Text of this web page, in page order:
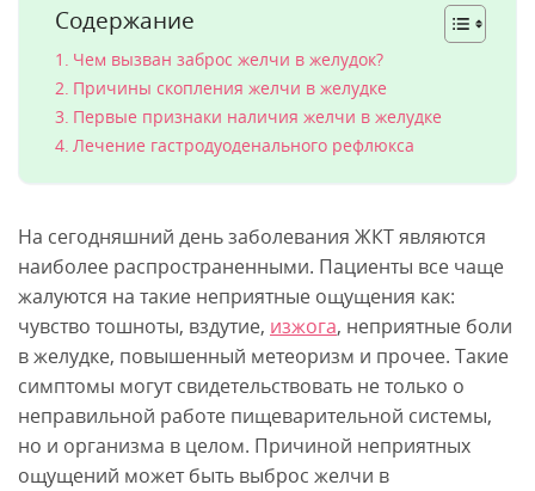
Содержание
Чем вызван заброс желчи в желудок?
Причины скопления желчи в желудке
Первые признаки наличия желчи в желудке
Лечение гастродуоденального рефлюкса
На сегодняшний день заболевания ЖКТ являются
наиболее распространенными. Пациенты все чаще
жалуются на такие неприятные ощущения как:
чувство тошноты, вздутие, изжога, неприятные боли
в желудке, повышенный метеоризм и прочее. Такие
симптомы могут свидетельствовать не только о
неправильной работе пищеварительной системы,
но и организма в целом. Причиной неприятных
ощущений может быть выброс желчи в